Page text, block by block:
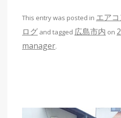
This entry was posted in エア
ログ and tagged 広島市内 on
manager.